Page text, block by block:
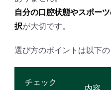
自分の口腔状態やスポー
択が大切です。
選び方のポイントは以下の
チェック
内容